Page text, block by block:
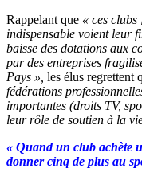
Rappelant que « ces
indispensable voient leur
baisse des dotations aux
par des entreprises
Pays », les élus regrettent
fédérations
importantes (droits TV,
leur rôle de soutien à la
« Quand un club achète
donner cinq de plus au